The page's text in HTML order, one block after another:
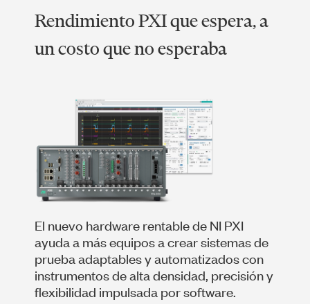
Rendimiento PXI que espera, a
un costo que no esperaba
El nuevo hardware rentable de NI PXI
ayuda a más equipos a crear sistemas de
prueba adaptables y automatizados con
instrumentos de alta densidad, precisión y
flexibilidad impulsada por software.